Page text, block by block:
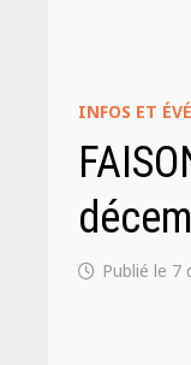
INFOS ET
7